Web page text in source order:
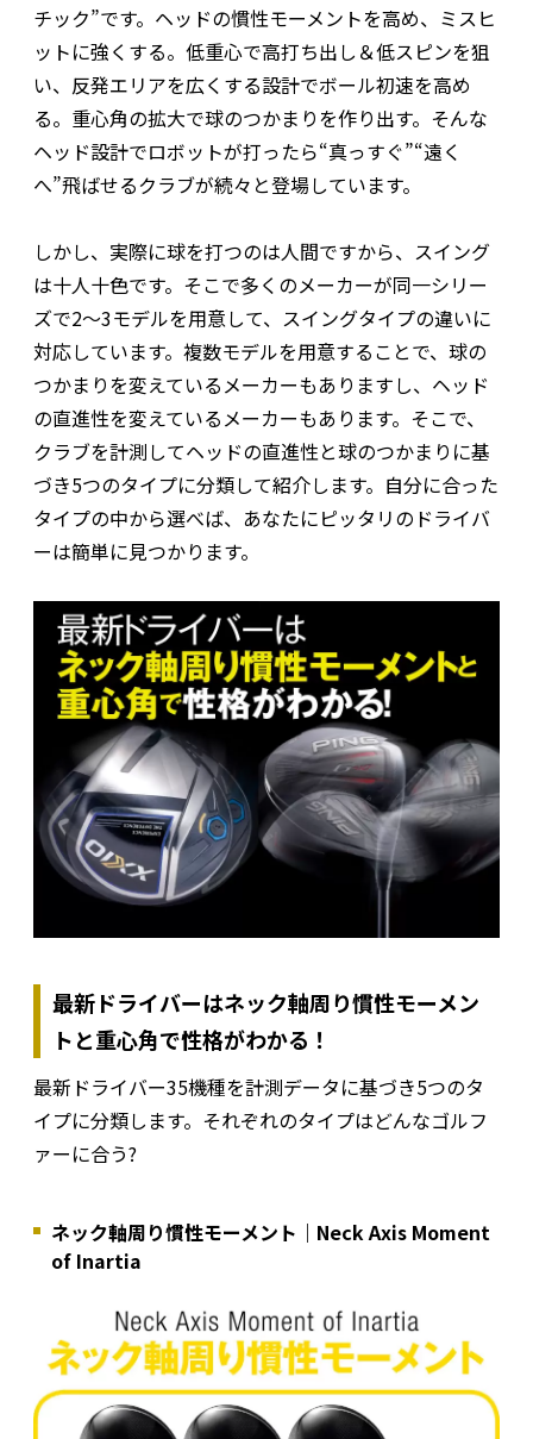
チック”です。ヘッドの慣性モーメントを高め、ミスヒ
ットに強くする。低重心で高打ち出し＆低スピンを狙
い、反発エリアを広くする設計でボール初速を高め
る。重心角の拡大で球のつかまりを作り出す。そんな
ヘッド設計でロボットが打ったら“真っすぐ”“遠く
へ”飛ばせるクラブが続々と登場しています。
しかし、実際に球を打つのは人間ですから、スイング
は十人十色です。そこで多くのメーカーが同一シリー
ズで2～3モデルを用意して、スイングタイプの違いに
対応しています。複数モデルを用意することで、球の
つかまりを変えているメーカーもありますし、ヘッド
の直進性を変えているメーカーもあります。そこで、
クラブを計測してヘッドの直進性と球のつかまりに基
づき5つのタイプに分類して紹介します。自分に合った
タイプの中から選べば、あなたにピッタリのドライバ
ーは簡単に見つかります。
最新ドライバーはネック軸周り慣性モーメン
トと重心角で性格がわかる！
最新ドライバー35機種を計測データに基づき5つのタ
イプに分類します。それぞれのタイプはどんなゴルフ
ァーに合う?
ネック軸周り慣性モーメント｜Neck Axis Moment
of Inartia